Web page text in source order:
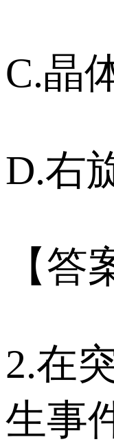
C.晶
D.右
【答
2.在
生事